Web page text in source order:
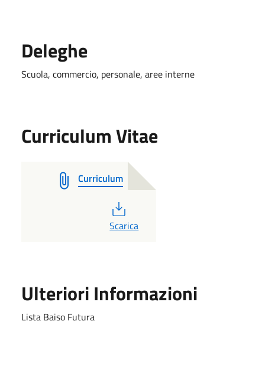
Deleghe
Scuola, commercio, personale, aree interne
Curriculum Vitae
Curriculum
PDF
Scarica
Ulteriori Informazioni
Lista Baiso Futura